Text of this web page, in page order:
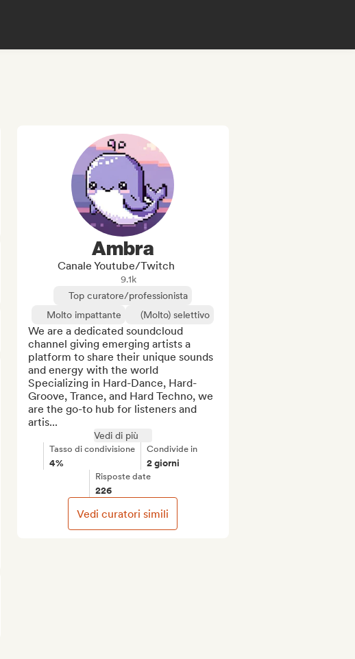
Ambra
Canale Youtube/Twitch
9.1k
Top curatore/professionista
Molto impattante
(Molto) selettivo
We are a dedicated soundcloud
channel giving emerging artists a
platform to share their unique sounds
and energy with the world
Specializing in Hard-Dance, Hard-
Groove, Trance, and Hard Techno, we
are the go-to hub for listeners and
artis...
Vedi di più
Tasso di condivisione
4%
Condivide in
2 giorni
Risposte date
226
Vedi curatori simili